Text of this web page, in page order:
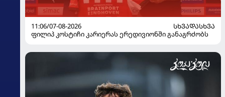
11:06/07-08-2026
ᲡᲮᲕᲐᲓᲐᲡᲮᲕᲐ
ფილიპ კოსტიჩი კარიერას ერედივიონში განაგრძობს